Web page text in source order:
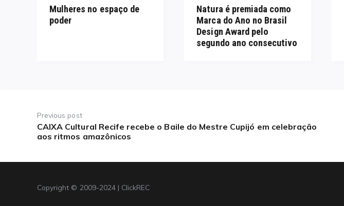
Mulheres no espaço de
poder
Natura é premiada como
Marca do Ano no Brasil
Design Award pelo
segundo ano consecutivo
de
Post
Previous post
Previous
post:
CAIXA Cultural Recife recebe o Baile do Mestre Cupijó em celebração
aos ritmos amazônicos
Copyright © 2009-2024 | ClickREC